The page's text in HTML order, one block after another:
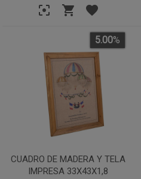
CUADRO DE MADERA Y TELA
IMPRESA 33X43X1,8
5.00%